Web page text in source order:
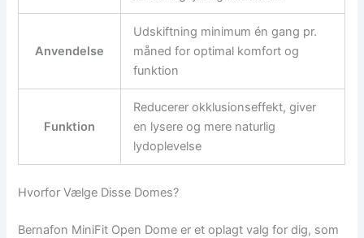
Anvendelse
Udskiftning minimum én gang pr.
måned for optimal komfort og
funktion
Funktion
Reducerer okklusionseffekt, giver
en lysere og mere naturlig
lydoplevelse
Hvorfor Vælge Disse Domes?
Bernafon MiniFit Open Dome er et oplagt valg for dig, som